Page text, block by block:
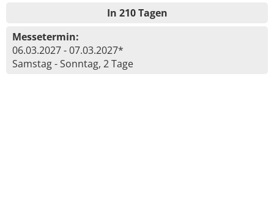
In 210 Tagen
Messetermin:
06.03.2027 - 07.03.2027*
Samstag - Sonntag, 2 Tage